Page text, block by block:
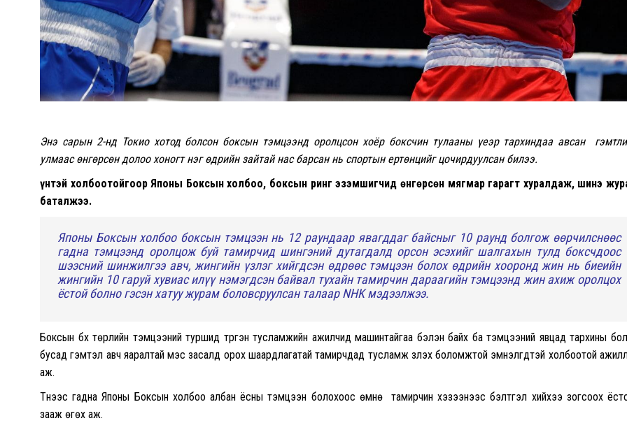
Энэ сарын 2-нд Токио хотод болсон боксын тэмцээнд оролцсон хоёр боксчин тулааны үеэр тархиндаа авсан
улмаас өнгөрсөн долоо хоногт нэг өдрийн зайтай нас барсан нь спортын ертөнцийг цочирдуулсан билээ.
Үүнтэй холбоотойгоор Японы Боксын холбоо, боксын ринг эзэмшигчид өнгөрсөн мягмар гарагт хуралдаж, шинэ
баталжээ.
Японы Боксын холбоо боксын тэмцээн нь 12 раундаар явагддаг байсныг 10 раунд болгож өөрчилснөөс
гадна тэмцээнд оролцож буй тамирчид шингэний дутагдалд орсон эсэхийг шалгахын тулд боксчдоос
шээсний шинжилгээ авч, жингийн үзлэг хийгдсэн өдрөөс тэмцээн болох өдрийн хооронд жин нь биеийн
жингийн 10 гаруй хувиас илүү нэмэгдсэн байвал тухайн тамирчин дараагийн тэмцээнд жин ахиж оролцох
ёстой болно гэсэн хатуу журам боловсруулсан талаар NHK мэдээлжээ.
Боксын бүх төрлийн тэмцээний туршид түргэн тусламжийн ажилчид машинтайгаа бэлэн байх ба тэмцээний явцад тархины
бусад гэмтэл авч яаралтай мэс засалд орох шаардлагатай тамирчдад тусламж үзүүлэх боломжтой эмнэлгүүдтэй холбоотой
аж.
Түүнээс гадна Японы Боксын холбоо албан ёсны тэмцээн болохоос өмнө тамирчин хэзээнээс бэлтгэл хийхээ зогсоох
зааж өгөх аж.